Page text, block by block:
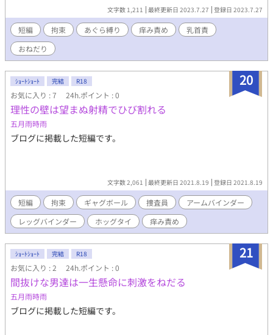
文字数 1,211 最終更新日 2023.7.27 登録日 2023.7.27
短編 拘束 あぐら縛り 痒み責め
乳首責
おねだり
20
ｼｮｰﾄｼｮｰﾄ 完結 R18
お気に入り : 7 24h.ポイント : 0
理性の壁は望まぬ射精でひび割れる
五月雨時雨
ブログに掲載した短編です。
文字数 2,061 最終更新日 2021.8.19 登録日 2021.8.19
短編 拘束 ギャグボール 捜査員
アームバインダー
レッグバインダー
ホッグタイ 痒み責め
21
ｼｮｰﾄｼｮｰﾄ 完結 R18
お気に入り : 2 24h.ポイント : 0
間抜けな男達は一生懸命に刺激をねだる
五月雨時雨
ブログに掲載した短編です。